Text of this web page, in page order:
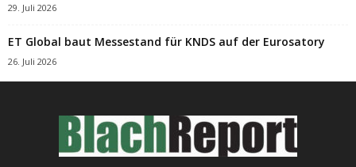
29. Juli 2026
ET Global baut Messestand für KNDS auf der Eurosatory
26. Juli 2026